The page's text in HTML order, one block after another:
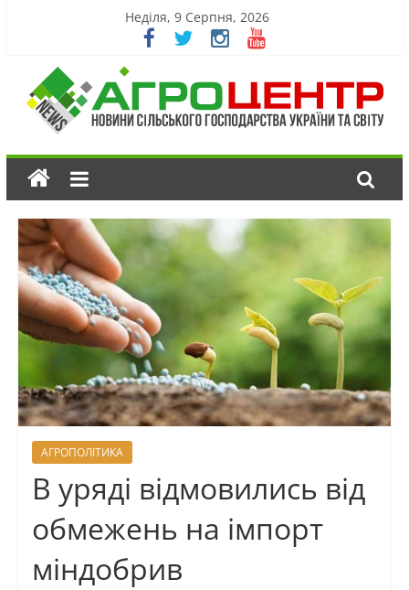
Неділя, 9 Серпня, 2026
АГРОПОЛІТИКА
В уряді відмовились від
обмежень на імпорт
міндобрив